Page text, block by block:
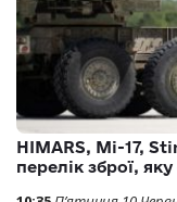
HIMARS, Мі-17,
перелік зброї,